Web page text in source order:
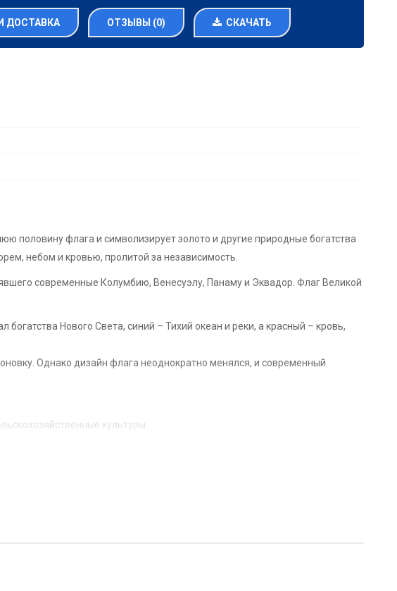
ДОСТАВКА ОТЗЫВЫ (0) СКАЧАТЬ
половину флага и символизирует золото и другие природные богатства
небом и кровью, пролитой за независимость.
современные Колумбию, Венесуэлу, Панаму и Эквадор. Флаг Великой
Нового Света, синий – Тихий океан и реки, а красный – кровь,
Однако дизайн флага неоднократно менялся, и современный
культуры.
Эквадора.